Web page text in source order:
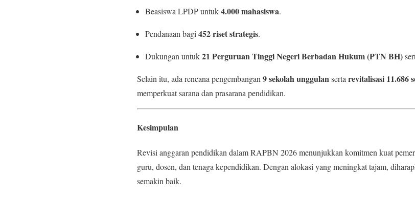
Beasiswa LPDP untuk4.000 mahasiswa.
Pendanaan bagi 452 riset strategis.
Dukungan untuk21 Perguruan Tinggi Negeri Berbadan Hukum (PTN BH)
Selain itu, ada rencana pengembangan 9 sekolah unggulanserta revitalisasi 11.686
memperkuat sarana dan prasarana pendidikan.
Kesimpulan
Revisi anggaran pendidikan dalam RAPBN 2026 menunjukkan komitmen kuat
guru, dosen, dan tenaga kependidikan. Dengan alokasi yang meningkat tajam,
semakin baik.